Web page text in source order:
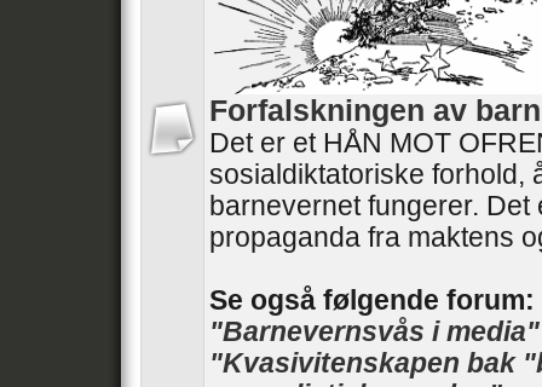
Forfalskningen av
Det er et HÅN MOT
sosialdiktatoriske forhold,
barnevernet fungerer. Det
propaganda fra maktens
Se også følgende forum:
"Barnevernsvås i media"
"Kvasivitenskapen bak